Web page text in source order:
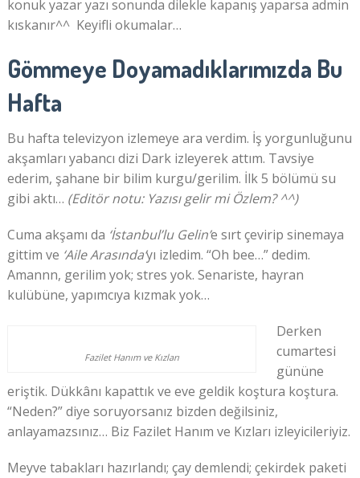
konuk yazar yazı sonunda dilekle kapanış yaparsa admin
kıskanır^^ Keyifli okumalar…
Gömmeye Doyamadıklarımızda Bu
Hafta
Bu hafta televizyon izlemeye ara verdim. İş yorgunluğunu
akşamları yabancı dizi Dark izleyerek attım. Tavsiye
ederim, şahane bir bilim kurgu/gerilim. İlk 5 bölümü su
gibi aktı… (Editör notu: Yazısı gelir mi Özlem? ^^)
Cuma akşamı da ‘İstanbul’lu Gelin’e sırt çevirip sinemaya
gittim ve ‘Aile Arasında’yı izledim. “Oh bee…” dedim.
Amannn, gerilim yok; stres yok. Senariste, hayran
kulübüne, yapımcıya kızmak yok…
Fazilet Hanım ve Kızları
Derken
cumartesi
gününe
eriştik. Dükkânı kapattık ve eve geldik koştura koştura.
“Neden?” diye soruyorsanız bizden değilsiniz,
anlayamazsınız… Biz Fazilet Hanım ve Kızları izleyicileriyiz.
Meyve tabakları hazırlandı; çay demlendi; çekirdek paketi